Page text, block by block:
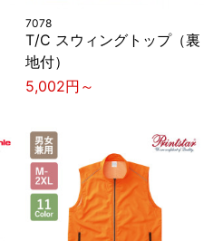
7078
T/C スウィングトップ（裏
地付）
5,002円～